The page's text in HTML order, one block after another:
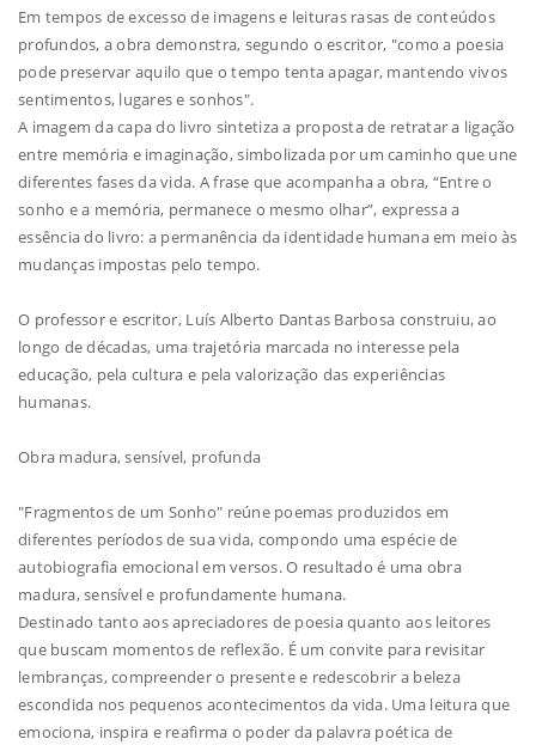
Em tempos de excesso de imagens e leituras rasas de conteúdos
profundos, a obra demonstra, segundo o escritor, "como a poesia
pode preservar aquilo que o tempo tenta apagar, mantendo vivos
sentimentos, lugares e sonhos".
A imagem da capa do livro sintetiza a proposta de retratar a ligação
entre memória e imaginação, simbolizada por um caminho que une
diferentes fases da vida. A frase que acompanha a obra, “Entre o
sonho e a memória, permanece o mesmo olhar”, expressa a
essência do livro: a permanência da identidade humana em meio às
mudanças impostas pelo tempo.
O professor e escritor, Luís Alberto Dantas Barbosa construiu, ao
longo de décadas, uma trajetória marcada no interesse pela
educação, pela cultura e pela valorização das experiências
humanas.
Obra madura, sensível, profunda
"Fragmentos de um Sonho" reúne poemas produzidos em
diferentes períodos de sua vida, compondo uma espécie de
autobiografia emocional em versos. O resultado é uma obra
madura, sensível e profundamente humana.
Destinado tanto aos apreciadores de poesia quanto aos leitores
que buscam momentos de reflexão. É um convite para revisitar
lembranças, compreender o presente e redescobrir a beleza
escondida nos pequenos acontecimentos da vida. Uma leitura que
emociona, inspira e reafirma o poder da palavra poética de